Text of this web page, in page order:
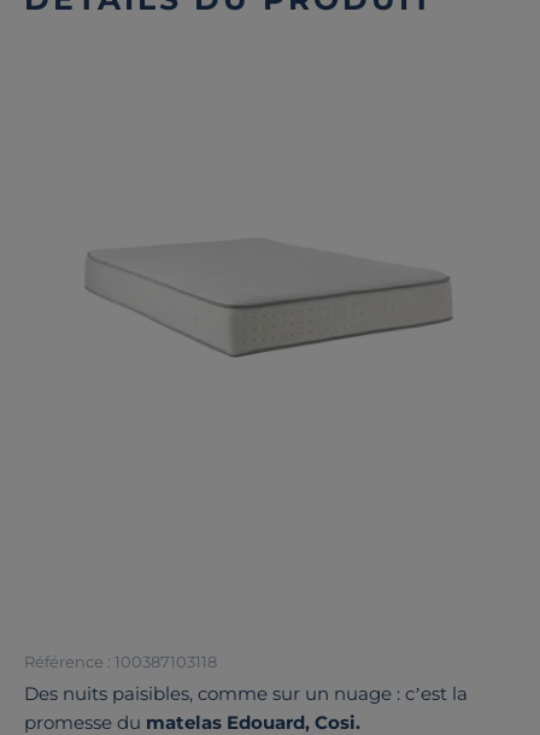
Référence : 100387103118
Des nuits paisibles, comme sur un nuage : c’est la
promesse du matelas Edouard, Cosi.